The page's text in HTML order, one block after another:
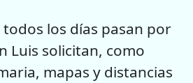
los días pasan por
Luis solicitan, como
mapas y distancias